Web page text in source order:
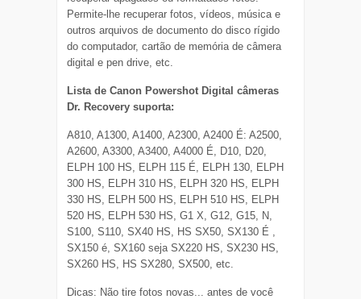
Permite-lhe recuperar fotos, vídeos, música e
outros arquivos de documento do disco rígido
do computador, cartão de memória de câmera
digital e pen drive, etc.
Lista de Canon Powershot Digital câmeras
Dr. Recovery suporta:
A810, A1300, A1400, A2300, A2400 É: A2500,
A2600, A3300, A3400, A4000 É, D10, D20,
ELPH 100 HS, ELPH 115 É, ELPH 130, ELPH
300 HS, ELPH 310 HS, ELPH 320 HS, ELPH
330 HS, ELPH 500 HS, ELPH 510 HS, ELPH
520 HS, ELPH 530 HS, G1 X, G12, G15, N,
S100, S110, SX40 HS, HS SX50, SX130 É ,
SX150 é, SX160 seja SX220 HS, SX230 HS,
SX260 HS, HS SX280, SX500, etc.
Dicas: Não tire fotos novas... antes de você